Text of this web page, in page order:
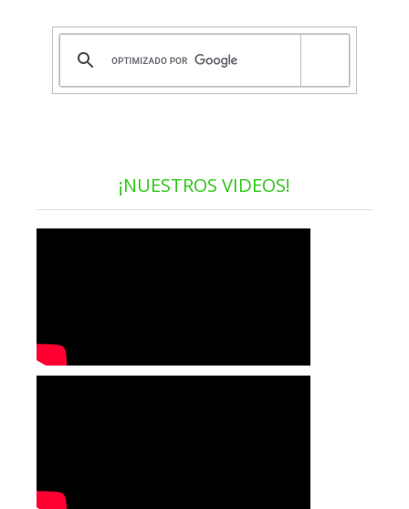
¡NUESTROS VIDEOS!